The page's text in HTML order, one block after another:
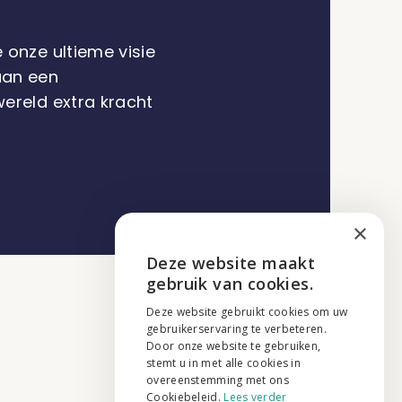
ultieme visie
een
extra kracht
ENGLISH
FRANÇAIS
×
Deze website maakt
gebruik van cookies.
Deze website gebruikt cookies om uw
gebruikerservaring te verbeteren.
Door onze website te gebruiken,
stemt u in met alle cookies in
overeenstemming met ons
Cookiebeleid. Lees verder